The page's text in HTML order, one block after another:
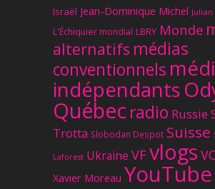
Israël Jean-Dominique Michel
L'Échiquier mondial LBRY Monde
alternatifs médias
conventionnels
indépendants
Québec radio Russie
Trotta Slobodan Despot Suisse
Laforest Ukraine VFvlogs
Xavier Moreau YouTube